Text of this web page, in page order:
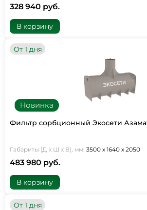
328 940 руб.
В корзину
Новинка
От 1 дня
Фильтр сорбционный Экосети
Габариты (Д х Ш х В), мм: 3500 х 1640 х 2050
483 980 руб.
В корзину
От 1 дня